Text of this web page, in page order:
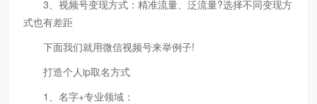
3、视频号变现方式：精准流量、泛流量?选择不同变现方
式也有差距
下面我们就用微信视频号来举例子!
打造个人ip取名方式
1、名字+专业领域：